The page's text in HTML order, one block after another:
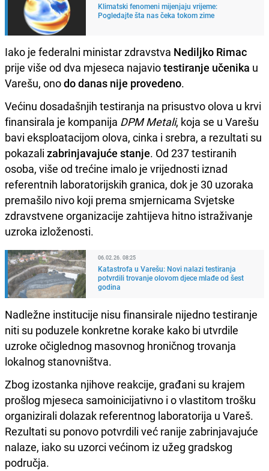
Klimatski fenomeni mijenjaju vrijeme:
Pogledajte šta nas čeka tokom zime
Iako je federalni ministar zdravstva Nediljko Rimac
prije više od dva mjeseca najaviotestiranje učenika u
Varešu, onodo danas nije provedeno.
Većinu dosadašnjih testiranja na prisustvo olova u krvi
finansirala je kompanija DPM Metali, koja se u Varešu
bavi eksploatacijom olova, cinka i srebra, a rezultati su
pokazali zabrinjavajuće stanje. Od 237 testiranih
osoba, više od trećine imalo je vrijednosti iznad
referentnih laboratorijskih granica, dok je 30 uzoraka
premašilo nivo koji prema smjernicama Svjetske
zdravstvene organizacije zahtijeva hitno istraživanje
uzroka izloženosti.
06.02.26. 08:25
Katastrofa u Varešu: Novi nalazi testiranja
potvrdili trovanje olovom djece mlađe od šest
godina
Nadležne institucije nisu finansirale nijedno testiranje
niti su poduzele konkretne korake kako bi utvrdile
uzroke očiglednog masovnog hroničnog trovanja
lokalnog stanovništva.
Zbog izostanka njihove reakcije, građani su krajem
prošlog mjeseca samoinicijativno i o vlastitom trošku
organizirali dolazak referentnog laboratorija u Vareš.
Rezultati su ponovo potvrdili već ranije zabrinjavajuće
nalaze, iako su uzorci većinom iz užeg gradskog
područja.